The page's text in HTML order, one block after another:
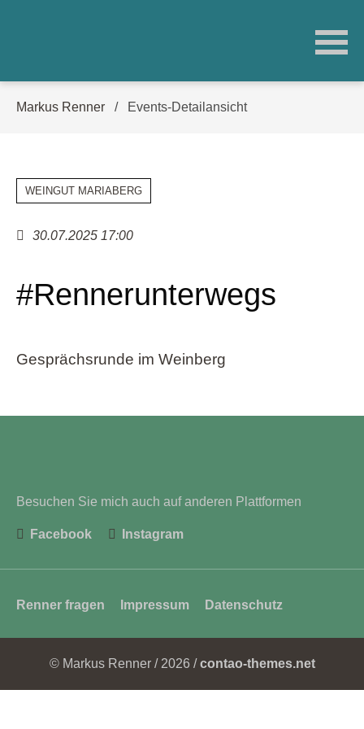
überspringen
Markus Renner Events-Detailansicht
WEINGUT MARIABERG
30.07.2025 17:00
#Rennerunterwegs
Gesprächsrunde im Weinberg
Besuchen Sie mich auch auf anderen Plattformen
Facebook Instagram
überspringen
Renner fragen Impressum Datenschutz
© Markus Renner / 2026 /contao-themes.net